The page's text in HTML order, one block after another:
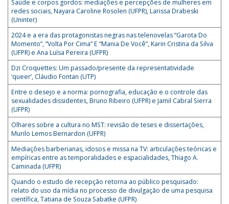
Saúde e corpos gordos: mediações e percepções de mulheres em
redes sociais, Nayara Caroline Rosolen (UFPR), Larissa Drabeski
(Uninter)
2024 e a era das protagonistas negras nas telenovelas “Garota Do
Momento”, “Volta Por Cima” E “Mania De Você”, Karin Cristina da Silva
(UFPR) e Ana Luísa Pereira (UFPR)
Dzi Croquettes: Um passado/presente da representatividade
‘queer’, Cláudio Fontan (UTP)
Entre o desejo e a norma: pornografia, educação e o controle das
sexualidades dissidentes, Bruno Ribeiro (UFPR) e Jamil Cabral Sierra
(UFPR)
Olhares sobre a cultura no MST: revisão de teses e dissertações,
Murilo Lemos Bernardon (UFPR)
Mediações barberianas, idosos e missa na TV: articulações teóricas e
empíricas entre as temporalidades e espacialidades, Thiago A.
Caminada (UFPR)
Quando o estudo de recepção retorna ao público pesquisado:
relato do uso da mídia no processo de divulgação de uma pesquisa
científica, Tatiana de Souza Sabatke (UFPR)